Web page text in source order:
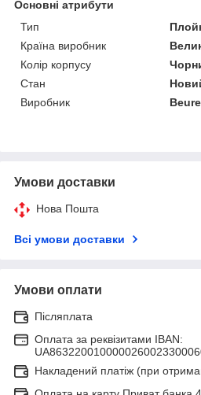
Основні атрибути
Тип
Країна виробник
Колір корпусу
Стан
Виробник
Умови доставки
Нова Пошта
Всі умови доставки
Умови оплати
Післяплата
Оплата за реквізитами IBAN:
Накладений платіж (при